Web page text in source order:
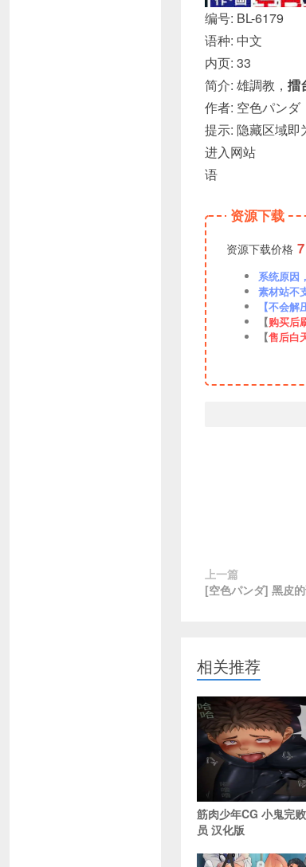
编号: BL-6179
语种: 中文
内页: 33
简介: 雄調教， 擂
作者: 空色パンダ
提示: 隐藏区域
进入网站
语
资源下载
资源下载价格 7
系统原因
素材站不
【不会
【购买后
【售后白
上一篇
[空色パンダ] 黑皮
相关推荐
筋肉少年CG 小鬼完
员 汉化版